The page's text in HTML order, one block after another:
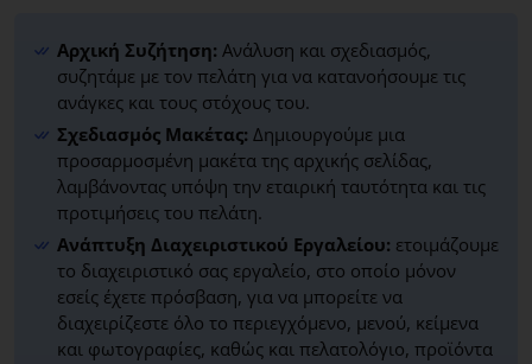
Αρχική Συζήτηση: Ανάλυση και σχεδιασμός,
συζητάμε με τον πελάτη για να κατανοήσουμε τις
ανάγκες και τους στόχους του.
Σχεδιασμός Μακέτας: Δημιουργούμε μια
προσαρμοσμένη μακέτα της αρχικής σελίδας,
λαμβάνοντας υπόψη την εταιρική ταυτότητα και τις
προτιμήσεις του πελάτη.
Ανάπτυξη Διαχειριστικού Εργαλείου: ετοιμάζουμε
το διαχειριστικό σας εργαλείο, στο οποίο μόνον
εσείς έχετε πρόσβαση, για να μπορείτε να
διαχειρίζεστε όλο το περιεγχόμενο, μενού, κείμενα
και φωτογραφίες, καθώς και πελατολόγιο, προϊόντα